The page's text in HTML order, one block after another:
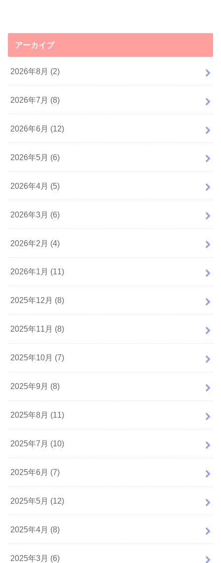
アーカイブ
2026年8月 (2)
2026年7月 (8)
2026年6月 (12)
2026年5月 (6)
2026年4月 (5)
2026年3月 (6)
2026年2月 (4)
2026年1月 (11)
2025年12月 (8)
2025年11月 (8)
2025年10月 (7)
2025年9月 (8)
2025年8月 (11)
2025年7月 (10)
2025年6月 (7)
2025年5月 (12)
2025年4月 (8)
2025年3月 (6)